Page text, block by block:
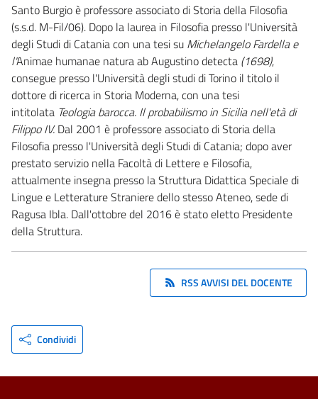
Santo Burgio è professore associato di Storia della Filosofia
(s.s.d. M-Fil/06). Dopo la laurea in Filosofia presso l'Università
degli Studi di Catania con una tesi su Michelangelo Fardella e
l'Animae humanae natura ab Augustino detecta (1698),
consegue presso l'Università degli studi di Torino il titolo il
dottore di ricerca in Storia Moderna, con una tesi
intitolata Teologia barocca. Il probabilismo in Sicilia nell'età di
Filippo IV.Dal 2001 è professore associato di Storia della
Filosofia presso l'Università degli Studi di Catania; dopo aver
prestato servizio nella Facoltà di Lettere e Filosofia,
attualmente insegna presso la Struttura Didattica Speciale di
Lingue e Letterature Straniere dello stesso Ateneo, sede di
Ragusa Ibla. Dall'ottobre del 2016 è stato eletto Presidente
della Struttura.
RSS AVVISI DEL DOCENTE
Condividi